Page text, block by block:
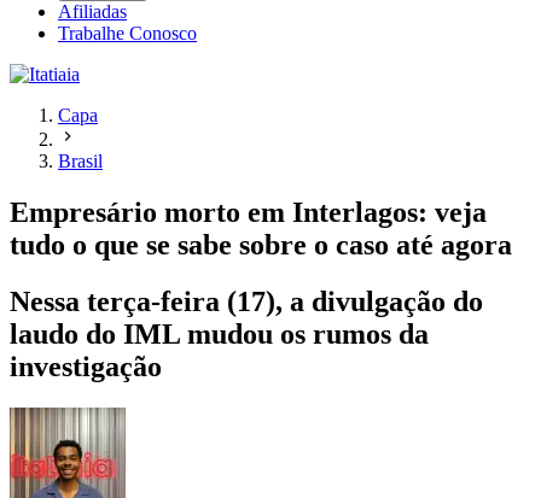
Afiliadas
Trabalhe Conosco
Capa
Brasil
Empresário morto em Interlagos: veja
tudo o que se sabe sobre o caso até agora
Nessa terça-feira (17), a divulgação do
laudo do IML mudou os rumos da
investigação